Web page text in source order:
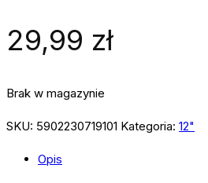
29,99 zł
Brak w magazynie
SKU: 5902230719101 Kategoria: 12"
Opis